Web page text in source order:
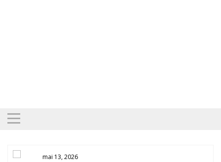
mai 13, 2026